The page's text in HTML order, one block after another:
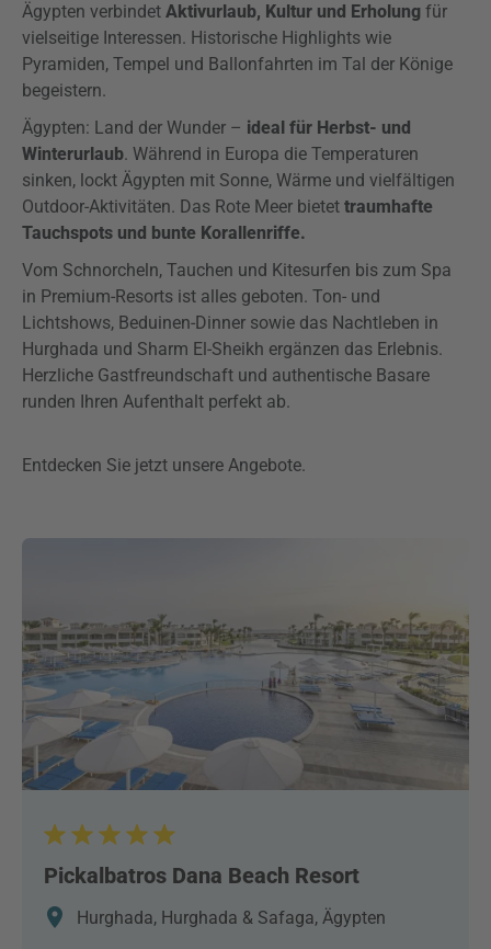
Ägypten verbindet Aktivurlaub, Kultur und Erholung für
vielseitige Interessen. Historische Highlights wie
Pyramiden, Tempel und Ballonfahrten im Tal der Könige
begeistern.
Ägypten: Land der Wunder – ideal für Herbst- und
Winterurlaub. Während in Europa die Temperaturen
sinken, lockt Ägypten mit Sonne, Wärme und vielfältigen
Outdoor-Aktivitäten. Das Rote Meer bietet traumhafte
Tauchspots und bunte Korallenriffe.
Vom Schnorcheln, Tauchen und Kitesurfen bis zum Spa
in Premium-Resorts ist alles geboten. Ton- und
Lichtshows, Beduinen-Dinner sowie das Nachtleben in
Hurghada und Sharm El-Sheikh ergänzen das Erlebnis.
Herzliche Gastfreundschaft und authentische Basare
runden Ihren Aufenthalt perfekt ab.
Entdecken Sie jetzt unsere Angebote.
Pickalbatros Dana Beach Resort
Hurghada, Hurghada & Safaga, Ägypten